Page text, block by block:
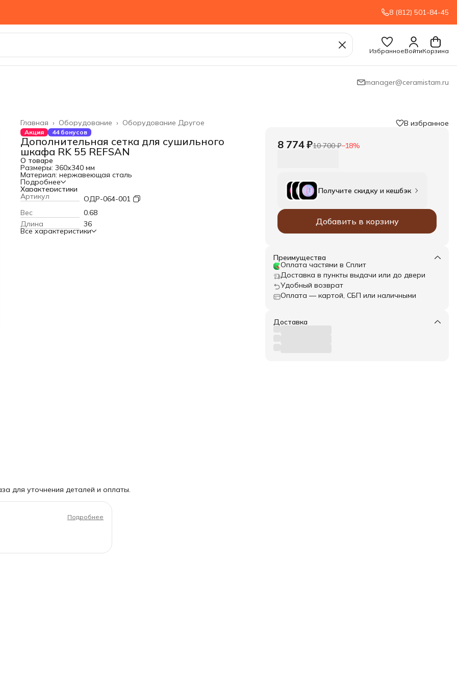
8 (812) 501-84-45
ИзбранноеВойтиКорзина
manager@ceramistam.ru
Оборудование Другое
Оборудование ›
Главная ›
Акция 44 бонусов
Дополнительная сетка для сушильного
шкафа RK 55 REFSAN
О товаре
Размеры: 360х340 мм
Материал: нержавеющая сталь
Подробнее
Характеристики
Артикул
ОДР-064-001
Вес
0.68
Длина
36
Все характеристики
В избранное
8 774 ₽10 700 ₽−18%
Получите скидку и кешбэк
Добавить в корзину
Преимущества
Оплата частями в Сплит
Доставка в пункты выдачи или до двери
Удобный возврат
Оплата — картой, СБП или наличными
Доставка
для уточнения деталей и оплаты.
Подробнее
государственного